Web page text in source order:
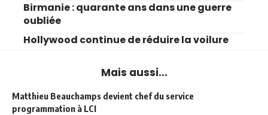
Birmanie : quarante ans dans une guerre
oubliée
Hollywood continue de réduire la voilure
Mais aussi...
Matthieu Beauchamps devient chef du service
programmation à LCI